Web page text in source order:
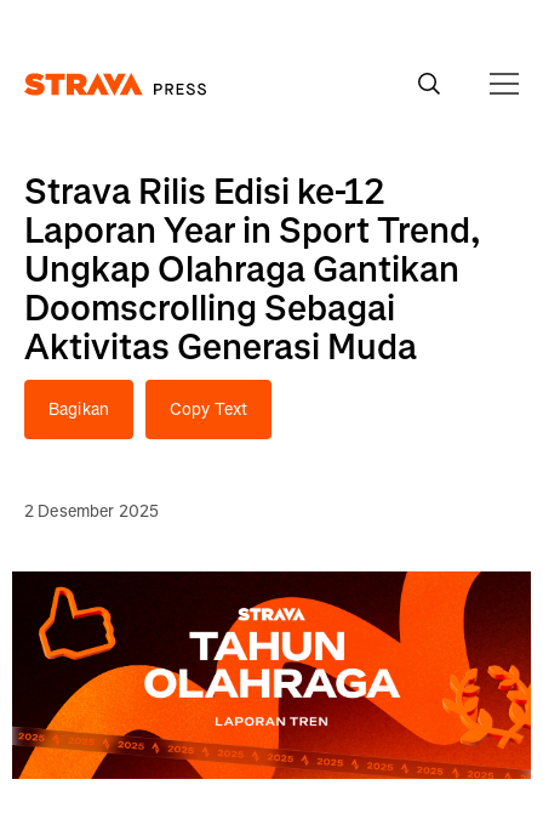
Strava Rilis Edisi ke-12
Laporan Year in Sport Trend,
Ungkap Olahraga Gantikan
Doomscrolling Sebagai
Aktivitas Generasi Muda
Bagikan Copy Text
2 Desember 2025